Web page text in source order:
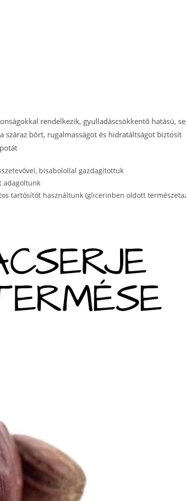
rendelkezik, gyulladáscsökkentő hatású,
száraz bőrt, rugalmasságot és hidratáltságot biztosít
bisabolollal gazdagítottuk
adagoltunk
tartósítót használtunk (glicerinben oldott